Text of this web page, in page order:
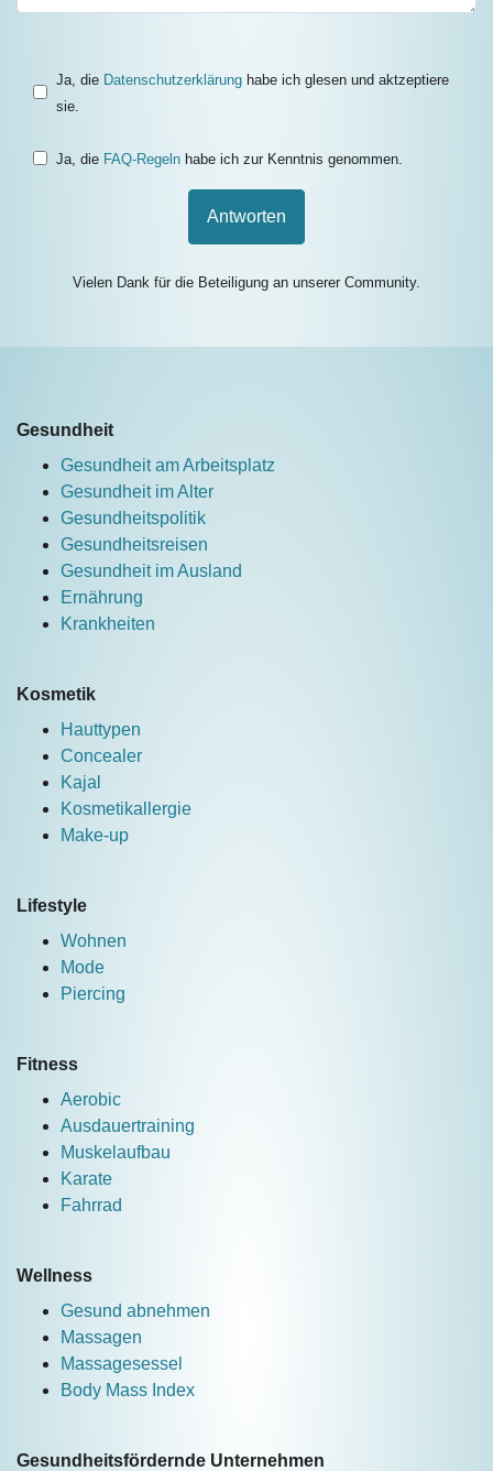
Ja, die Datenschutzerklärung habe ich glesen und aktzeptiere
sie.
Ja, die FAQ-Regeln habe ich zur Kenntnis genommen.
Antworten
Vielen Dank für die Beteiligung an unserer Community.
Gesundheit
Gesundheit am Arbeitsplatz
Gesundheit im Alter
Gesundheitspolitik
Gesundheitsreisen
Gesundheit im Ausland
Ernährung
Krankheiten
Kosmetik
Hauttypen
Concealer
Kajal
Kosmetikallergie
Make-up
Lifestyle
Wohnen
Mode
Piercing
Fitness
Aerobic
Ausdauertraining
Muskelaufbau
Karate
Fahrrad
Wellness
Gesund abnehmen
Massagen
Massagesessel
Body Mass Index
Gesundheitsfördernde Unternehmen